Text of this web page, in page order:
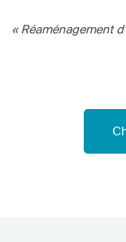
« Réaménagement